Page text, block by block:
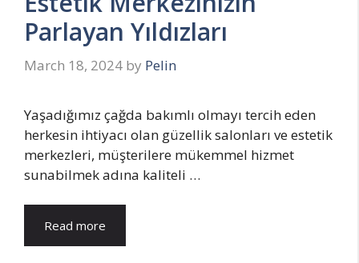
Parlayan Yıldızları
March 18, 2024 by Pelin
Yaşadığımız çağda bakımlı olmayı tercih eden
herkesin ihtiyacı olan güzellik salonları ve estetik
merkezleri, müşterilere mükemmel hizmet
sunabilmek adına kaliteli …
Read more